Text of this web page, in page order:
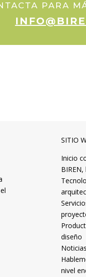
PARA
SITIO
Inicio
diseño
nivel